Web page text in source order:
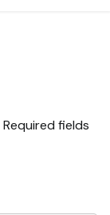
Required fields